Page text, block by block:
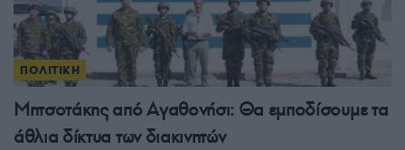
ΠΟΛΙΤΙΚΗ
Μητσοτάκης από Αγαθονήσι: Θα εμποδίσουμε τα
άθλια δίκτυα των διακινητών